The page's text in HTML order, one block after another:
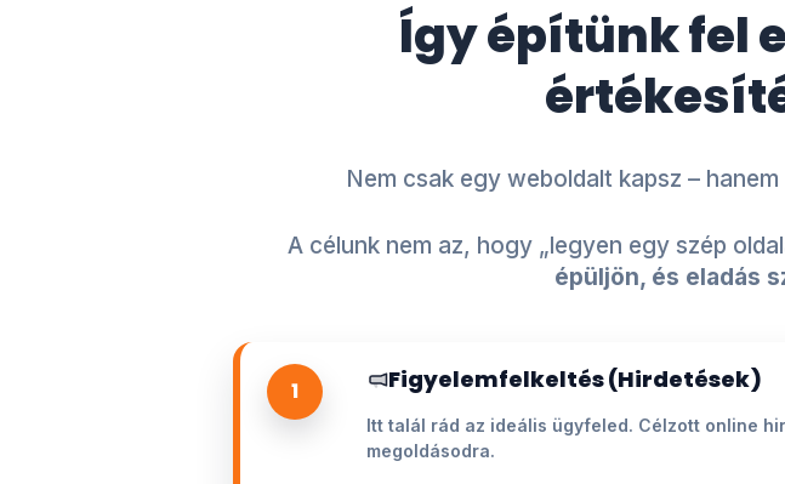
Így építünk fel
Nem csak egy weboldalt kapsz –
A célunk nem az, hogy „legyen egy szép
épüljön, és eladás
1 Figyelemfelkeltés (Hirdetések)
Itt talál rád az ideális ügyfeled. Célzott online
megoldásodra.